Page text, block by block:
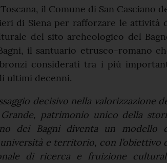
il Comune di San Casciano
di Siena per rafforzare le attività
del sito archeologico del
il santuario etrusco-romano
considerati tra i più
ultimi decenni.
decisivo nella valorizzazione
patrimonio unico della
dei Bagni diventa un modello
e territorio, con l’obiettivo
di ricerca e fruizione